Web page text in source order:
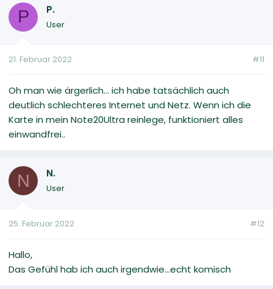
P P.
User
21. Februar 2022 #11
Oh man wie ärgerlich... ich habe tatsächlich auch
deutlich schlechteres Internet und Netz. Wenn ich die
Karte in mein Note20Ultra reinlege, funktioniert alles
einwandfrei..
N N.
User
25. Februar 2022 #12
Hallo,
Das Gefühl hab ich auch irgendwie...echt komisch